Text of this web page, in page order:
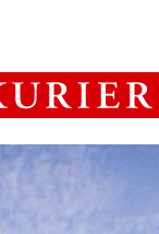
PolitikWirtschaft